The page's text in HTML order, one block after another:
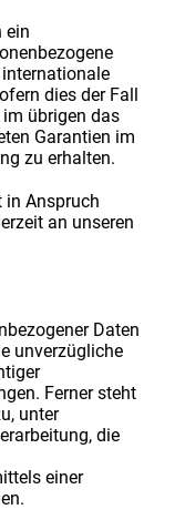
ein
dies der Fall
übrigen das
Garantien im
zu erhalten.
in Anspruch
an unseren
Daten
unverzügliche
Ferner steht
unter
die
einer